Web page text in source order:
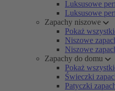
Luksusowe
Luksusowe
Zapachy niszowe
Pokaż
Niszowe
Niszowe
Zapachy do domu
Pokaż
Świeczki
Patyczki